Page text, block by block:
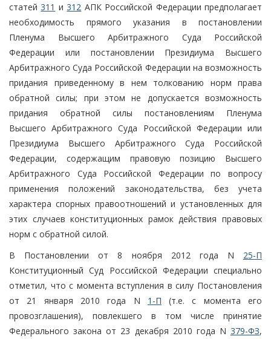
статей311 и312 АПК Российской Федерации предполагает
необходимость прямого указания в постановлении
Пленума Высшего Арбитражного Суда Российской
Федерации или постановлении Президиума Высшего
Арбитражного Суда Российской Федерации на возможность
придания приведенному в нем толкованию норм права
обратной силы; при этом не допускается возможность
придания обратной силы постановлениям Пленума
Высшего Арбитражного Суда Российской Федерации или
Президиума Высшего Арбитражного Суда Российской
Федерации, содержащим правовую позицию Высшего
Арбитражного Суда Российской Федерации по вопросу
применения положений законодательства, без учета
характера спорных правоотношений и установленных для
этих случаев конституционных рамок действия правовых
норм с обратной силой.
В Постановлении от 8 ноября 2012 года N 25-П
Конституционный Суд Российской Федерации специально
отметил, что с момента вступления в силу Постановления
от 21 января 2010 года N 1-П (т.е. с момента его
провозглашения), повлекшего в том числе принятие
Федерального закона от 23 декабря 2010 года N 379-ФЗ,